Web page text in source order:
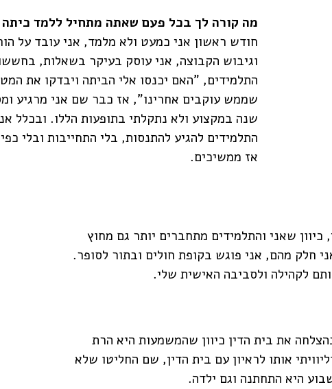
מה קורה לך בכל פעם שאתה מתחיל ללמד
חודש ראשון אני כמעט ולא מלמד, אני עובד על
וגיבוש הקבוצה, אני עוסק בעיקר בשאלות,
התלמידים, "האם יכנסו אלי הביתה ויבדקו את
שנה במקצוע ולא נתקלתי בתופעות הללו. ובכלל
התלמידים להגיע להתנסות, בלי התחייבות ובלי
אז ממשיכים.
כיוון שאני והתלמידים מתחברים יותר גם מחוץ
חלק מהם, אני פוגש בקופת חולים ובתור לסופר.
לקהילה ולסביבה האישית שלי.
את בית הדין כיוון שהמשמעות היא הרת
אותו לראיון עם בית הדין, שם החליטו שלא
היא התחתנה וגם ילדה.